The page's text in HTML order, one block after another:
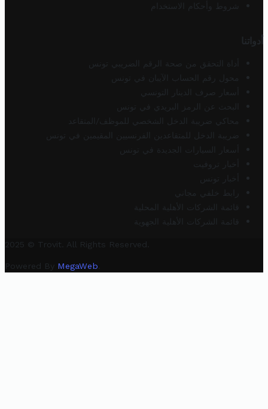
شروط وأحكام الاستخدام
أدواتنا
أداة التحقق من صحة الرقم الضريبي تونس
محول رقم الحساب الآيبان في تونس
أسعار صرف الدينار التونسي
البحث عن الرمز البريدي في تونس
محاكي ضريبة الدخل الشخصي للموظف/المتقاعد
ضريبة الدخل للمتقاعدين الفرنسيين المقيمين في تونس
أسعار السيارات الجديدة في تونس
أخبار تروفيت
أخبار تونس
رابط خلفي مجاني
قائمة الشركات الأهلية المحلية
قائمة الشركات الأهلية الجهوية
2025 © Trovit. All Rights Reserved.
Powered By MegaWeb